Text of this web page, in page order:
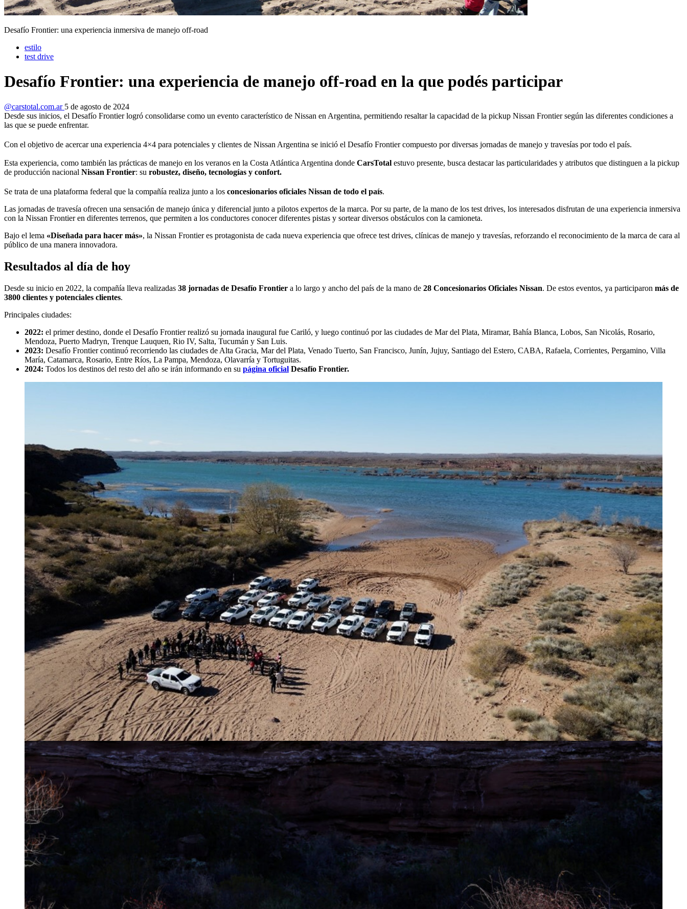
Desafío Frontier: una experiencia inmersiva de manejo off-road
estilo
test drive
Desafío Frontier: una experiencia de manejo off-road en la que podés participar
@carstotal.com.ar 5 de agosto de 2024
Desde sus inicios, el Desafío Frontier logró consolidarse como un evento característico de Nissan en Argentina, permitiendo resaltar la capacidad de la pickup Nissan Frontier según las diferentes condiciones a
las que se puede enfrentar.
Con el objetivo de acercar una experiencia 4×4 para potenciales y clientes de Nissan Argentina se inició el Desafío Frontier compuesto por diversas jornadas de manejo y travesías por todo el país.
Esta experiencia, como también las prácticas de manejo en los veranos en la Costa Atlántica Argentina donde CarsTotal estuvo presente, busca destacar las particularidades y atributos que distinguen a la pickup
de producción nacional Nissan Frontier: su robustez, diseño, tecnologías y confort.
Se trata de una plataforma federal que la compañía realiza junto a los concesionarios oficiales Nissan de todo el país.
Las jornadas de travesía ofrecen una sensación de manejo única y diferencial junto a pilotos expertos de la marca. Por su parte, de la mano de los test drives, los interesados disfrutan de una experiencia inmersiva
con la Nissan Frontier en diferentes terrenos, que permiten a los conductores conocer diferentes pistas y sortear diversos obstáculos con la camioneta.
Bajo el lema «Diseñada para hacer más», la Nissan Frontier es protagonista de cada nueva experiencia que ofrece test drives, clínicas de manejo y travesías, reforzando el reconocimiento de la marca de cara al
público de una manera innovadora.
Resultados al día de hoy
Desde su inicio en 2022, la compañía lleva realizadas 38 jornadas de Desafío Frontier a lo largo y ancho del país de la mano de 28 Concesionarios Oficiales Nissan. De estos eventos, ya participaron más de
3800 clientes y potenciales clientes.
Principales ciudades:
2022: el primer destino, donde el Desafío Frontier realizó su jornada inaugural fue Cariló, y luego continuó por las ciudades de Mar del Plata, Miramar, Bahía Blanca, Lobos, San Nicolás, Rosario,
Mendoza, Puerto Madryn, Trenque Lauquen, Rio IV, Salta, Tucumán y San Luis.
2023: Desafío Frontier continuó recorriendo las ciudades de Alta Gracia, Mar del Plata, Venado Tuerto, San Francisco, Junín, Jujuy, Santiago del Estero, CABA, Rafaela, Corrientes, Pergamino, Villa
María, Catamarca, Rosario, Entre Ríos, La Pampa, Mendoza, Olavarría y Tortuguitas.
2024: Todos los destinos del resto del año se irán informando en su página oficial Desafío Frontier.